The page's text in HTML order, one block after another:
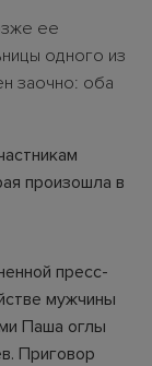
ее
одного из
заочно: оба
произошла в
пресс-
мужчины
Паша оглы
Приговор